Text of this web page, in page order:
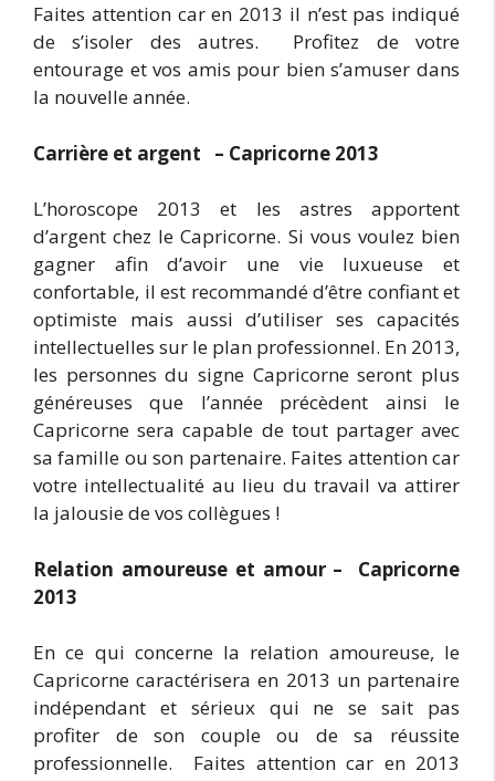
Faites attention car en 2013 il n’est pas indiqué
de s’isoler des autres. Profitez de votre
entourage et vos amis pour bien s’amuser dans
la nouvelle année.
Carrière et argent – Capricorne 2013
L’horoscope 2013 et les astres apportent
d’argent chez le Capricorne. Si vous voulez bien
gagner afin d’avoir une vie luxueuse et
confortable, il est recommandé d’être confiant et
optimiste mais aussi d’utiliser ses capacités
intellectuelles sur le plan professionnel. En 2013,
les personnes du signe Capricorne seront plus
généreuses que l’année précèdent ainsi le
Capricorne sera capable de tout partager avec
sa famille ou son partenaire. Faites attention car
votre intellectualité au lieu du travail va attirer
la jalousie de vos collègues !
Relation amoureuse et amour – Capricorne
2013
En ce qui concerne la relation amoureuse, le
Capricorne caractérisera en 2013 un partenaire
indépendant et sérieux qui ne se sait pas
profiter de son couple ou de sa réussite
professionnelle. Faites attention car en 2013